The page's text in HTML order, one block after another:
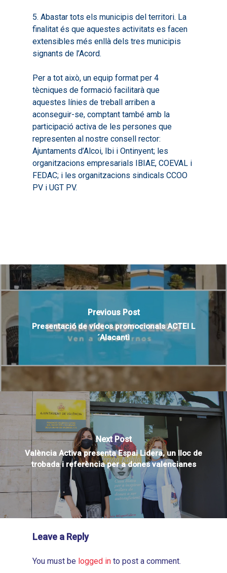
5. Abastar tots els municipis del territori. La
finalitat és que aquestes activitats es facen
extensibles més enllà dels tres municipis
signants de l’Acord.
Per a tot això, un equip format per 4
tècniques de formació facilitarà que
aquestes línies de treball arriben a
aconseguir-se, comptant també amb la
participació activa de les persones que
representen al nostre consell rector:
Ajuntaments d’Alcoi, Ibi i Ontinyent; les
organitzacions empresarials IBIAE, COEVAL i
FEDAC; i les organitzacions sindicals CCOO
PV i UGT PV.
Previous Post
Presentació de vídeos promocionals ACTEI L
´Alacantì
Next Post
València Activa presenta Espai Lidera, un lloc de
trobada i referència per a dones valencianes
Leave a Reply
You must be logged in to post a comment.
2020